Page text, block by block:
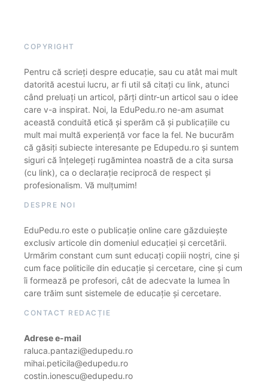
COPYRIGHT
Pentru că scrieți despre educație, sau cu atât mai mult
datorită acestui lucru, ar fi util să citați cu link, atunci
când preluați un articol, părți dintr-un articol sau o idee
care v-a inspirat. Noi, la EduPedu.ro ne-am asumat
această conduită etică și sperăm că și publicațiile cu
mult mai multă experiență vor face la fel. Ne bucurăm
că găsiți subiecte interesante pe Edupedu.ro și suntem
siguri că înțelegeți rugămintea noastră de a cita sursa
(cu link), ca o declarație reciprocă de respect și
profesionalism. Vă mulțumim!
DESPRE NOI
EduPedu.ro este o publicație online care găzduiește
exclusiv articole din domeniul educației și cercetării.
Urmărim constant cum sunt educați copiii noștri, cine și
cum face politicile din educație și cercetare, cine și cum
îi formează pe profesori, cât de adecvate la lumea în
care trăim sunt sistemele de educație și cercetare.
CONTACT REDACȚIE
Adrese e-mail
raluca.pantazi@edupedu.ro
mihai.peticila@edupedu.ro
costin.ionescu@edupedu.ro